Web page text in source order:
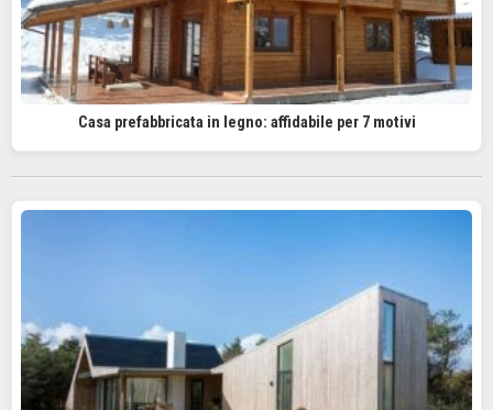
Casa prefabbricata in legno: affidabile per 7 motivi